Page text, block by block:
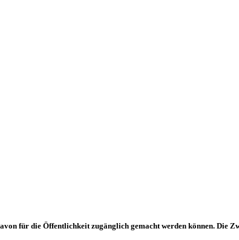
für die Öffentlichkeit zugänglich gemacht werden können. Die